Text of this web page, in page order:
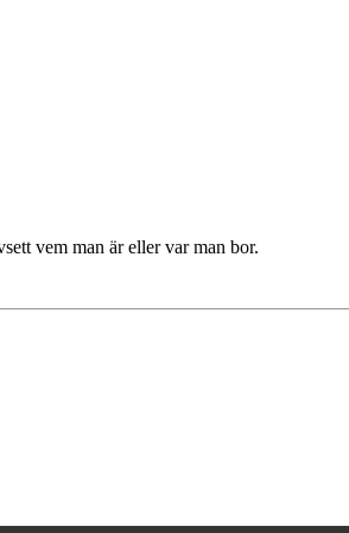
vem man är eller var man bor.